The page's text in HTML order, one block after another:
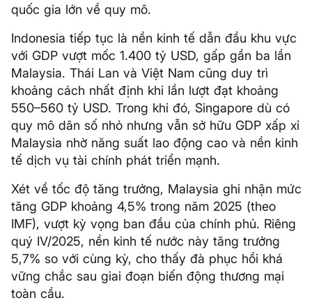
quốc gia lớn về quy mô.
Indonesia tiếp tục là nền kinh tế dẫn đầu khu vực
với GDP vượt mốc 1.400 tỷ USD, gấp gần ba lần
Malaysia. Thái Lan và Việt Nam cũng duy trì
khoảng cách nhất định khi lần lượt đạt khoảng
550–560 tỷ USD. Trong khi đó, Singapore dù có
quy mô dân số nhỏ nhưng vẫn sở hữu GDP xấp xỉ
Malaysia nhờ năng suất lao động cao và nền kinh
tế dịch vụ tài chính phát triển mạnh.
Xét về tốc độ tăng trưởng, Malaysia ghi nhận mức
tăng GDP khoảng 4,5% trong năm 2025 (theo
IMF), vượt kỳ vọng ban đầu của chính phủ. Riêng
quý IV/2025, nền kinh tế nước này tăng trưởng
5,7% so với cùng kỳ, cho thấy đà phục hồi khá
vững chắc sau giai đoạn biến động thương mại
toàn cầu.